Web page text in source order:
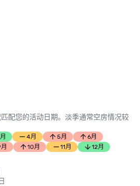
配您的活动日期。淡季通常空房情况较
4月 5月
6月
10月 11月 12月